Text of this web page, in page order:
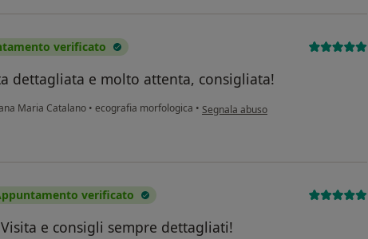
verificato
dettagliata e molto attenta, consigliata!
Maria Catalano • ecografia morfologica • secondo l'opinione dell'utente Sophia K
Segnala abuso
verificato
e consigli sempre dettagliati!